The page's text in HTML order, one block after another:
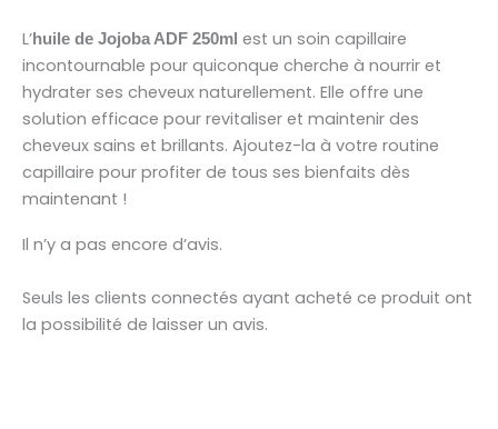
L’huile de Jojoba ADF 250ml est un soin capillaire
incontournable pour quiconque cherche à nourrir et
hydrater ses cheveux naturellement. Elle offre une
solution efficace pour revitaliser et maintenir des
cheveux sains et brillants. Ajoutez-la à votre routine
capillaire pour profiter de tous ses bienfaits dès
maintenant !
Il n’y a pas encore d’avis.
Seuls les clients connectés ayant acheté ce produit ont
la possibilité de laisser un avis.